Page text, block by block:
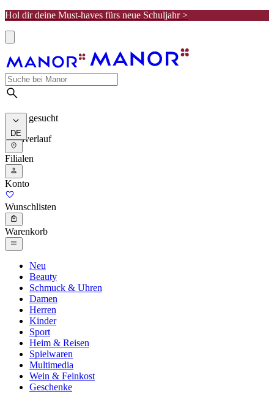
Hol dir deine Must-haves fürs neue Schuljahr >
Meist gesucht
Suchverlauf
DE
Filialen
Konto
Wunschlisten
Warenkorb
Neu
Beauty
Schmuck & Uhren
Damen
Herren
Kinder
Sport
Heim & Reisen
Spielwaren
Multimedia
Wein & Feinkost
Geschenke